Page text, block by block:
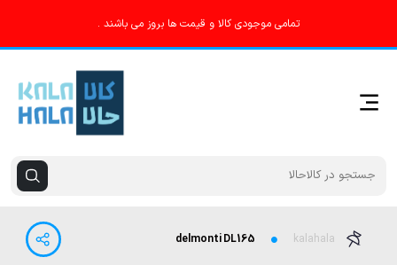
تمامی موجودی کالا و قیمت ها بروز می باشند .
kalahala
delmonti DL165